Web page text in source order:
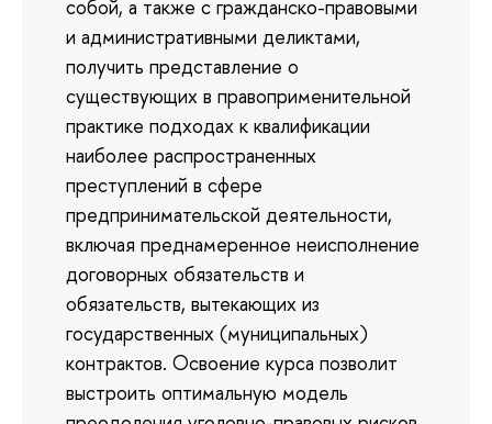
собой, а также с гражданско-правовыми
и административными деликтами,
получить представление о
существующих в правоприменительной
практике подходах к квалификации
наиболее распространенных
преступлений в сфере
предпринимательской деятельности,
включая преднамеренное неисполнение
договорных обязательств и
обязательств, вытекающих из
государственных (муниципальных)
контрактов. Освоение курса позволит
выстроить оптимальную модель